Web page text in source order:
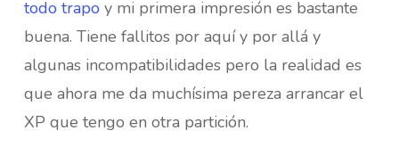
todo trapoy mi primera impresión es bastante
buena. Tiene fallitos por aquí y por allá y
algunas incompatibilidades pero la realidad es
que ahora me da muchísima pereza arrancar el
XP que tengo en otra partición.